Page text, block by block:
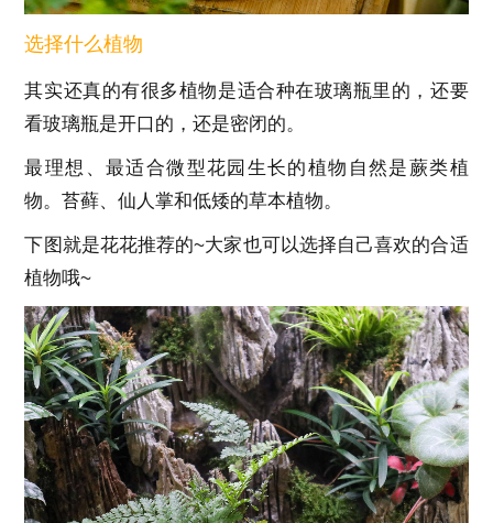
选择什么植物
其实还真的有很多植物是适合种在玻璃瓶里的，还要
看玻璃瓶是开口的，还是密闭的。
最理想、最适合微型花园生长的植物自然是蕨类植
物。苔藓、仙人掌和低矮的草本植物。
下图就是花花推荐的~大家也可以选择自己喜欢的合适
植物哦~